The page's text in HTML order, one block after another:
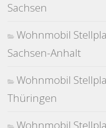
Sachsen
Wohnmobil
Sachsen-Anhalt
Wohnmobil
Thüringen
Wohnmobil